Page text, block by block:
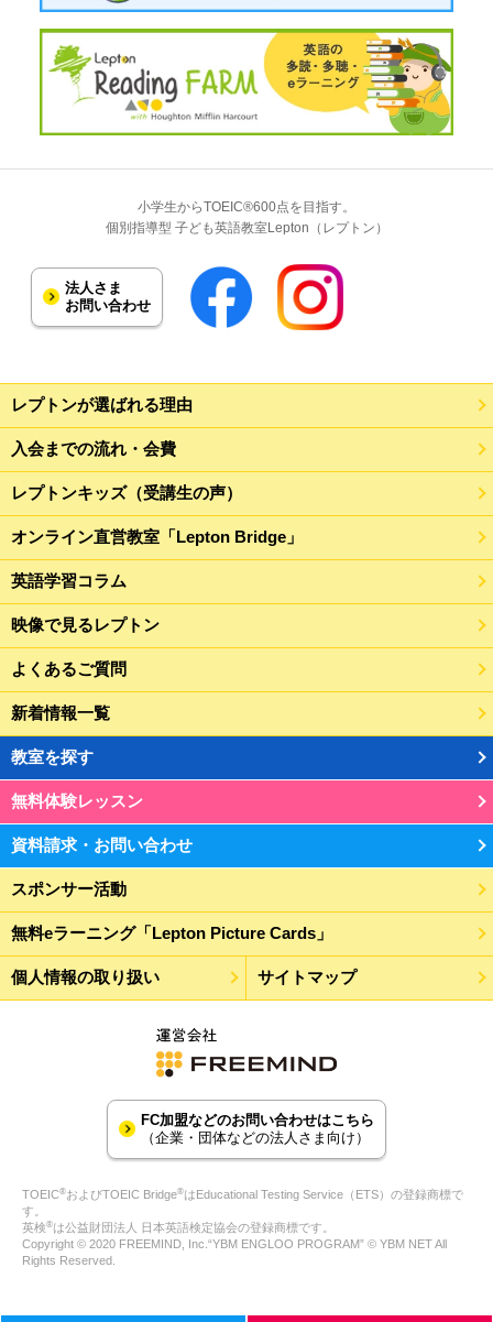
小学生からTOEIC®600点を目指す。
個別指導型 子ども英語教室Lepton（レプトン）
法人さま
お問い合わせ
レプトンが選ばれる理由
入会までの流れ・会費
レプトンキッズ（受講生の声）
オンライン直営教室「Lepton Bridge」
英語学習コラム
映像で見るレプトン
よくあるご質問
新着情報一覧
教室を探す
無料体験レッスン
資料請求・お問い合わせ
スポンサー活動
無料eラーニング「Lepton Picture Cards」
個人情報の取り扱い サイトマップ
FC加盟などのお問い合わせはこちら
（企業・団体などの法人さま向け）
TOEIC®およびTOEIC Bridge®はEducational Testing Service（ETS）の登録商標で
す。
英検®は公益財団法人 日本英語検定協会の登録商標です。
Copyright © 2020 FREEMIND, Inc.“YBM ENGLOO PROGRAM” © YBM NET All
Rights Reserved.